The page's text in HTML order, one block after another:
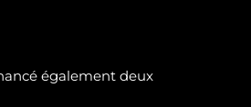
également deux